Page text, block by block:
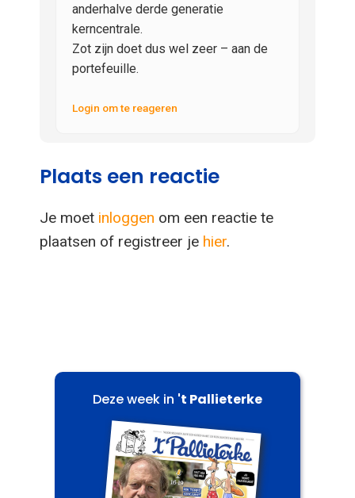
anderhalve derde generatie
kerncentrale.
Zot zijn doet dus wel zeer – aan de
portefeuille.
Login om te reageren
Plaats een reactie
Je moet inloggen om een reactie te
plaatsen of registreer je hier.
Deze week in 't Pallieterke